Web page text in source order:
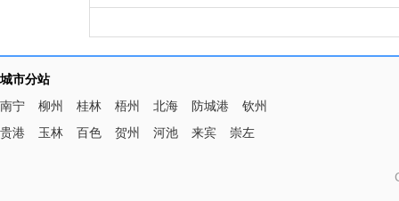
城市分站
南宁
柳州 桂林 梧州 北海 防城港
钦州
贵港
玉林 百色 贺州 河池 来宾 崇左